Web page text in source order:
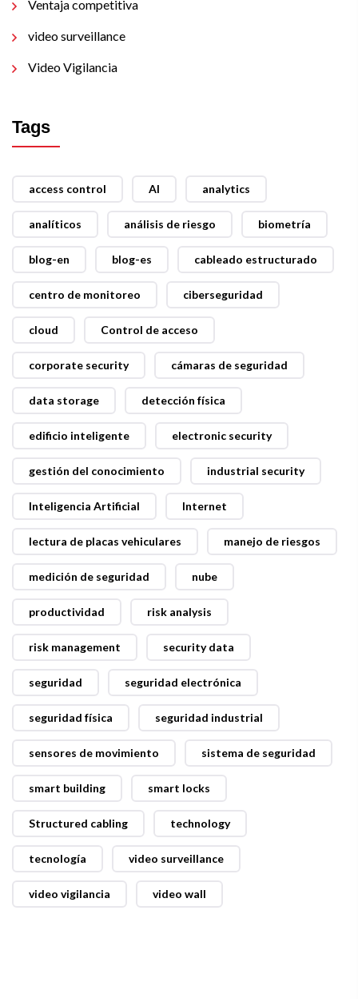
Ventaja competitiva
video surveillance
Video Vigilancia
Tags
access control AI analytics
analíticos análisis de riesgo biometría
blog-en blog-es cableado estructurado
centro de monitoreo ciberseguridad
cloud Control de acceso
corporate security cámaras de seguridad
data storage detección física
edificio inteligente electronic security
gestión del conocimiento industrial security
Inteligencia Artificial Internet
lectura de placas vehiculares manejo de riesgos
medición de seguridad nube
productividad risk analysis
risk management security data
seguridad seguridad electrónica
seguridad física seguridad industrial
sensores de movimiento sistema de seguridad
smart building smart locks
Structured cabling technology
tecnología video surveillance
video vigilancia video wall